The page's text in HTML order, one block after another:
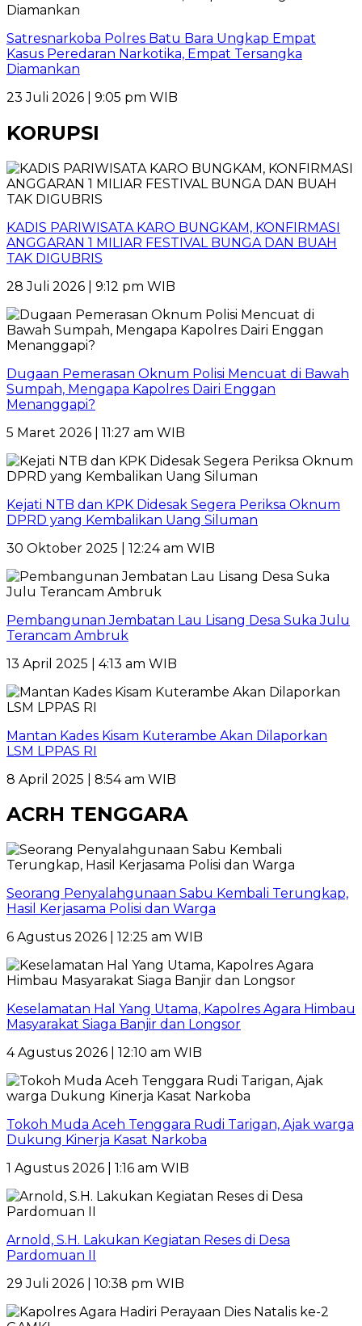
Satresnarkoba Polres Batu Bara Ungkap Empat
Kasus Peredaran Narkotika, Empat Tersangka
Diamankan
23 Juli 2026 | 9:05 pm WIB
KORUPSI
KADIS PARIWISATA KARO BUNGKAM, KONFIRMASI
ANGGARAN 1 MILIAR FESTIVAL BUNGA DAN BUAH
TAK DIGUBRIS
28 Juli 2026 | 9:12 pm WIB
Dugaan Pemerasan Oknum Polisi Mencuat di Bawah
Sumpah, Mengapa Kapolres Dairi Enggan
Menanggapi?
5 Maret 2026 | 11:27 am WIB
Kejati NTB dan KPK Didesak Segera Periksa Oknum
DPRD yang Kembalikan Uang Siluman
30 Oktober 2025 | 12:24 am WIB
Pembangunan Jembatan Lau Lisang Desa Suka Julu
Terancam Ambruk
13 April 2025 | 4:13 am WIB
Mantan Kades Kisam Kuterambe Akan Dilaporkan
LSM LPPAS RI
8 April 2025 | 8:54 am WIB
ACRH TENGGARA
Seorang Penyalahgunaan Sabu Kembali Terungkap,
Hasil Kerjasama Polisi dan Warga
6 Agustus 2026 | 12:25 am WIB
Keselamatan Hal Yang Utama, Kapolres Agara Himbau
Masyarakat Siaga Banjir dan Longsor
4 Agustus 2026 | 12:10 am WIB
Tokoh Muda Aceh Tenggara Rudi Tarigan, Ajak warga
Dukung Kinerja Kasat Narkoba
1 Agustus 2026 | 1:16 am WIB
Arnold, S.H. Lakukan Kegiatan Reses di Desa
Pardomuan II
29 Juli 2026 | 10:38 pm WIB